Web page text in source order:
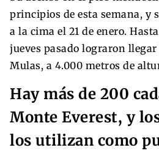
principios de esta semana, y
a la cima el 21 de enero.
jueves pasado lograron
Mulas, a 4.000 metros de
Hay más de 200
Monte Everest, y
los utilizan como